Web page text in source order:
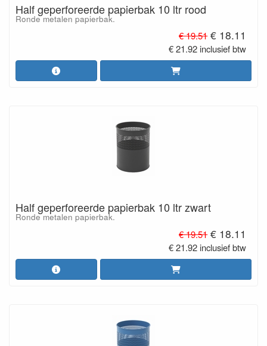
Half geperforeerde papierbak 10 ltr rood
Ronde metalen papierbak.
€ 19.51 € 18.11
€ 21.92 inclusief btw
Half geperforeerde papierbak 10 ltr zwart
Ronde metalen papierbak.
€ 19.51 € 18.11
€ 21.92 inclusief btw